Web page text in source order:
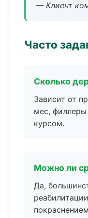
— Клиент
Часто
Сколько
Зависит от
мес,
курсом.
Можно ли
Да,